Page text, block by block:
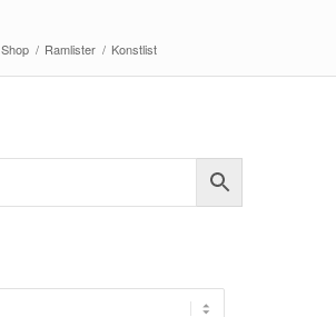
Shop / Ramlister / Konstlist